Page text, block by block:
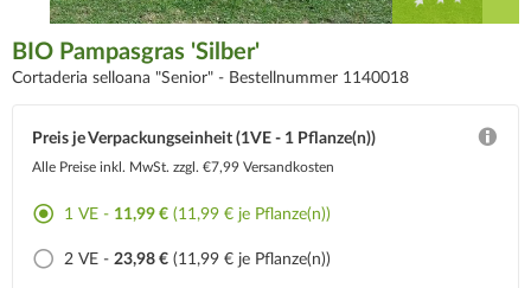
BIO Pampasgras 'Silber'
Cortaderia selloana "Senior" - Bestellnummer 1140018
Preis je Verpackungseinheit (1VE - 1 Pflanze(n))
Alle Preise inkl. MwSt. zzgl. €7,99 Versandkosten
1 VE - 11,99 € (11,99 € je Pflanze(n))
2 VE - 23,98 € (11,99 € je Pflanze(n))